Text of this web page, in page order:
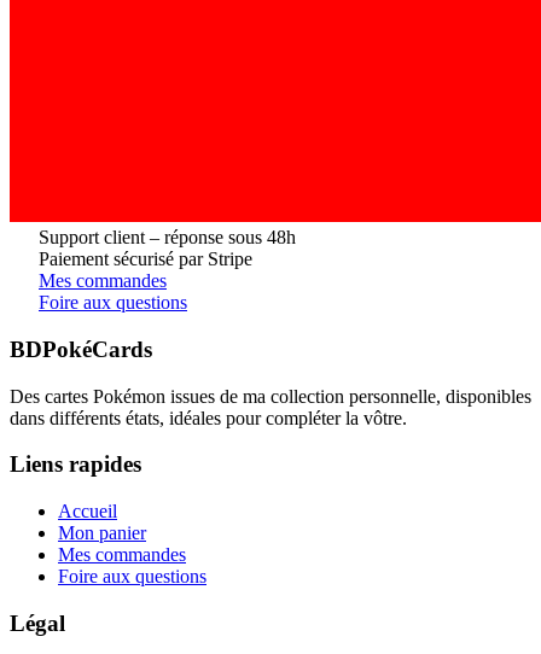
Support client – réponse sous 48h
Paiement sécurisé par Stripe
Mes commandes
Foire aux questions
BDPokéCards
Des cartes Pokémon issues de ma collection personnelle, disponibles
dans différents états, idéales pour compléter la vôtre.
Liens rapides
Accueil
Mon panier
Mes commandes
Foire aux questions
Légal